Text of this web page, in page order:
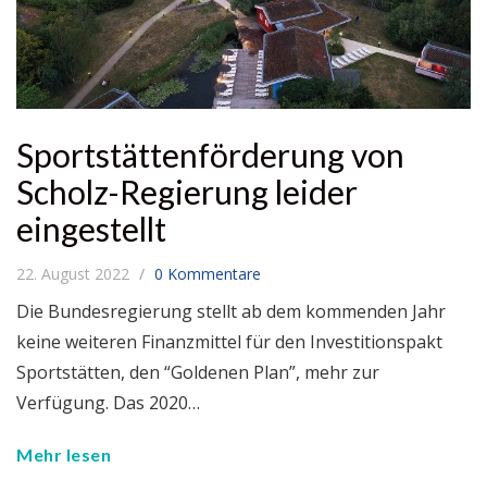
Sportstättenförderung von
Scholz-Regierung leider
eingestellt
22. August 2022 0 Kommentare
Die Bundesregierung stellt ab dem kommenden Jahr
keine weiteren Finanzmittel für den Investitionspakt
Sportstätten, den “Goldenen Plan”, mehr zur
Verfügung. Das 2020…
Mehr lesen